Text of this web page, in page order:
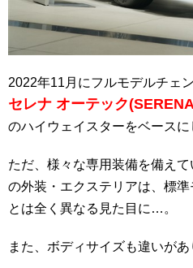
2022年11月にフルモデルチェ
セレナ オーテック
のハイウェイスターをベースに
ただ、様々な専用装備を備え
の外装・エクステリアは、標
とは全く異なる見た目に…。
また、ボディサイズも違いがあ